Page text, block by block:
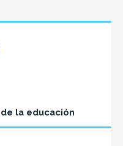
la educación